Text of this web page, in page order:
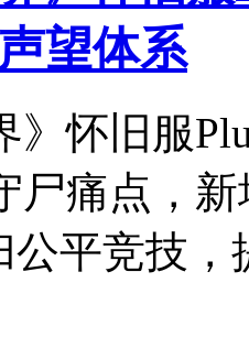
望体系
》怀旧服
尸痛点，
公平竞技